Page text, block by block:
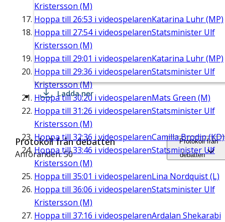
Kristersson (M)
Hoppa till 26:53 i videospelarenKatarina Luhr (MP)
Hoppa till 27:54i videospelarenStatsminister Ulf
Kristersson (M)
Hoppa till 29:01 i videospelarenKatarina Luhr (MP)
Hoppa till 29:36 i videospelarenStatsminister Ulf
Kristersson (M)
Hoppa till30:20 i videospelarenMats Green (M)
Hoppa till 31:26 i videospelarenStatsminister Ulf
Kristersson (M)
Hoppa till 32:36 i videospelarenCamilla Brodin (KD)
Hoppa till33:46 i videospelarenStatsminister Ulf
Kristersson (M)
Hoppa till 35:01 i videospelarenLina Nordquist (L)
Hoppa till 36:06 i videospelarenStatsminister Ulf
Kristersson (M)
Hoppa till 37:16 i videospelarenArdalan Shekarabi
Ladda ner
Protokoll från debatten
Anföranden: 50
Protokoll från
debatten